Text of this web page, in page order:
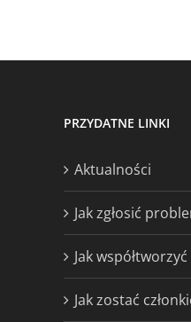
PRZYDATNE LINKI
Aktualności
Jak zgłosić
Jak
Jak zostać